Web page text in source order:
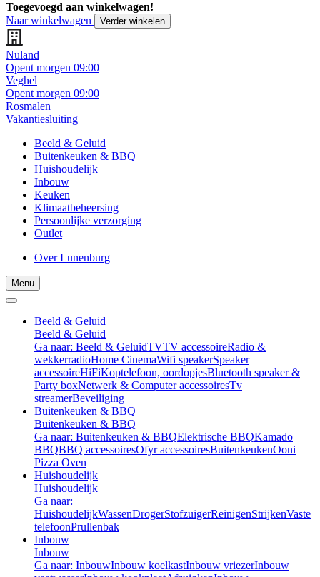
Toegevoegd aan winkelwagen!
Naar winkelwagen
Verder winkelen
Nuland
Opent morgen 09:00
Veghel
Opent morgen 09:00
Rosmalen
Vakantiesluiting
Beeld & Geluid
Buitenkeuken & BBQ
Huishoudelijk
Inbouw
Keuken
Klimaatbeheersing
Persoonlijke verzorging
Outlet
Over Lunenburg
Menu
Beeld & Geluid
Beeld & Geluid
Ga naar: Beeld & GeluidTVTV accessoireRadio &
wekkerradioHome CinemaWifi speakerSpeaker
accessoireHiFiKoptelefoon, oordopjesBluetooth speaker &
Party boxNetwerk & Computer accessoiresTv
streamerBeveiliging
Buitenkeuken & BBQ
Buitenkeuken & BBQ
Ga naar: Buitenkeuken & BBQElektrische BBQKamado
BBQBBQ accessoiresOfyr accessoiresBuitenkeukenOoni
Pizza Oven
Huishoudelijk
Huishoudelijk
Ga naar:
HuishoudelijkWassenDrogerStofzuigerReinigenStrijkenVaste
telefoonPrullenbak
Inbouw
Inbouw
Ga naar: InbouwInbouw koelkastInbouw vriezerInbouw